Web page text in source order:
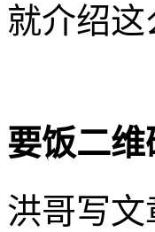
就介绍
要饭二维
洪哥写